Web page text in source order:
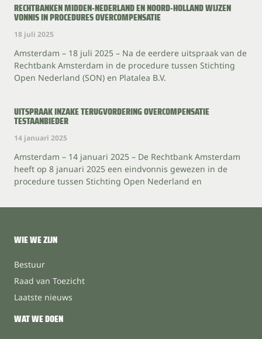
RECHTBANKEN MIDDEN-NEDERLAND EN NOORD-HOLLAND WIJZEN
VONNIS IN PROCEDURES OVERCOMPENSATIE
18 juli 2025
Amsterdam – 18 juli 2025 – Na de eerdere uitspraak van de
Rechtbank Amsterdam in de procedure tussen Stichting
Open Nederland (SON) en Platalea B.V.
UITSPRAAK INZAKE TERUGVORDERING OVERCOMPENSATIE
TESTAANBIEDER
14 januari 2025
Amsterdam – 14 januari 2025 – De Rechtbank Amsterdam
heeft op 8 januari 2025 een eindvonnis gewezen in de
procedure tussen Stichting Open Nederland en
WIE WE ZIJN
Bestuur
Raad van Toezicht
Laatste nieuws
WAT WE DOEN